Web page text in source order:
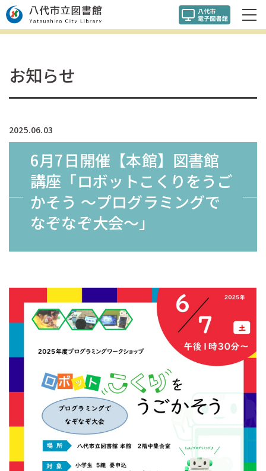
お知らせ
2025.06.03
6月7日開催【本館】図書館
講座「ロボットこくりをうご
かそう ～プログラミングで
なぞなぞ大会～」